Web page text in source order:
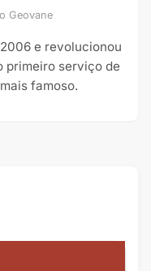
Geovane
e revolucionou
primeiro serviço de
famoso.